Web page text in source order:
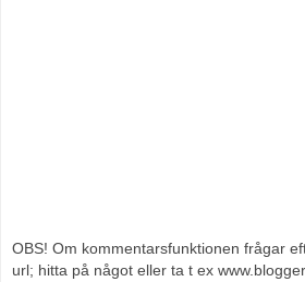
OBS! Om kommentarsfunktionen frågar
url; hitta på något eller ta t ex